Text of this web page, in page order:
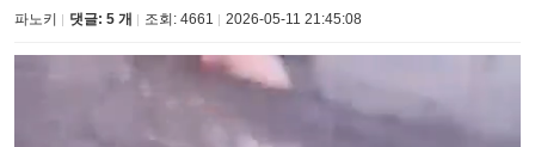
파노키 댓글: 5 개 조회: 4661 2026-05-11 21:45:08